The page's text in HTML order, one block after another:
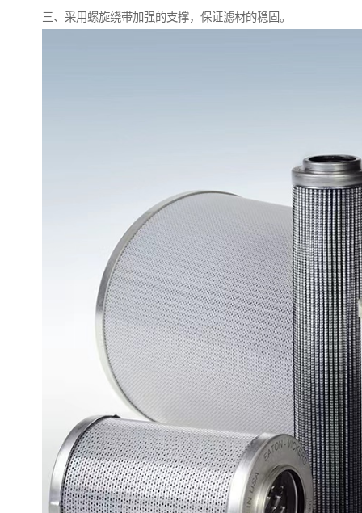
三、采用螺旋绕带加强的支撑，保证滤材的稳固。